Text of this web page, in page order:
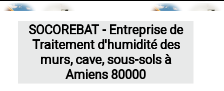
SOCOREBAT - Entreprise de
Traitement d'humidité des
murs, cave, sous-sols à
Amiens 80000